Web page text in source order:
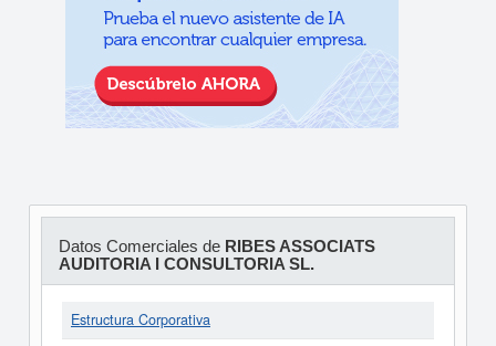
Datos Comerciales de RIBES ASSOCIATS
AUDITORIA I CONSULTORIA SL.
Estructura Corporativa